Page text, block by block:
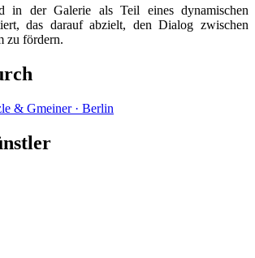
in der Galerie als Teil eines dynamischen
das darauf abzielt, den Dialog zwischen
zu fördern.
& Gmeiner · Berlin